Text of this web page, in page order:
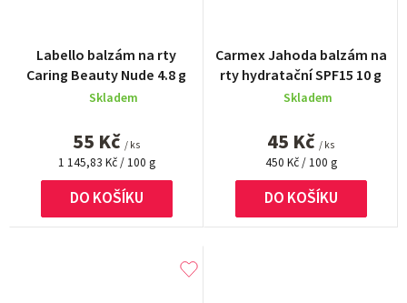
Labello balzám na rty
Caring Beauty Nude 4.8 g
Skladem
55 Kč / ks
Měrná
cena:
1 145,83 Kč / 100 g
DO KOŠÍKU
Carmex Jahoda balzám na
rty hydratační SPF15 10 g
Skladem
45 Kč / ks
Měrná
cena:
450 Kč / 100 g
DO KOŠÍKU